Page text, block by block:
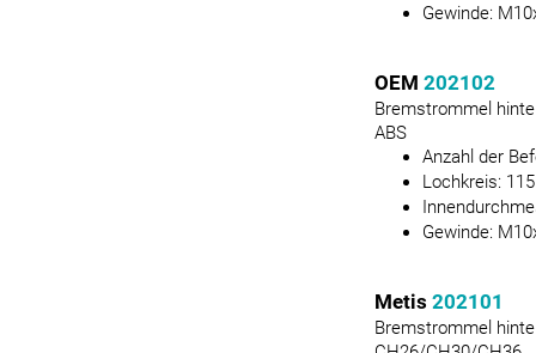
Gewinde:
OEM 202102
Bremstrommel
ABS
Anzahl der
Lochkreis: 115
Gewinde:
Metis 202101
Bremstrommel